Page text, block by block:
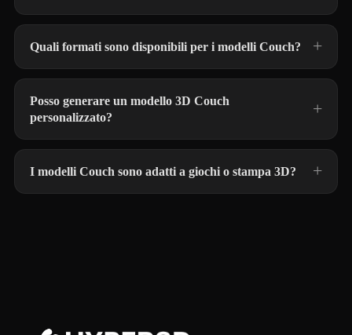
Quali formati sono disponibili per i modelli Couch?
Posso generare un modello 3D Couch
personalizzato?
I modelli Couch sono adatti a giochi o stampa 3D?